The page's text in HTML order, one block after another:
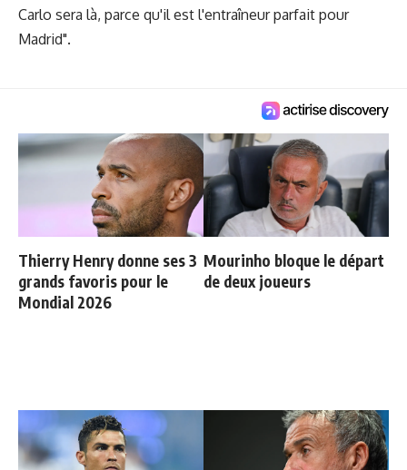
Carlo sera là, parce qu'il est l'entraîneur parfait pour
Madrid".
Thierry Henry donne ses 3
grands favoris pour le
Mondial 2026
Mourinho bloque le départ
de deux joueurs